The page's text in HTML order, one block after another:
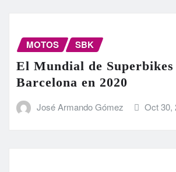
MOTOS SBK
El Mundial de
Barcelona en 2020
José Armando Gómez Oct 30,